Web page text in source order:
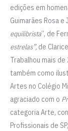
edições em
Guimarães Rosa e
equilibrista”, de
estrelas”, de
Trabalhou mais
também como
Artes no Colégio
agraciado com o
categoria Arte,
Profissionais de